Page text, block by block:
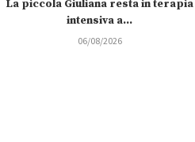
La piccola Giuliana resta in terapia
intensiva a...
06/08/2026